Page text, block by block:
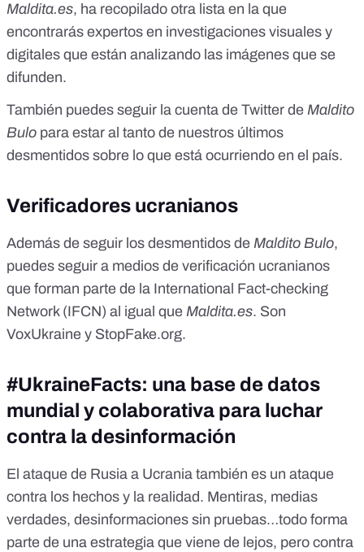
Maldita.es, ha recopilado otra lista en la que
encontrarás expertos en investigaciones visuales y
digitales que están analizando las imágenes que se
difunden.
También puedes seguir la cuenta de Twitter de Maldito
Bulo para estar al tanto de nuestros últimos
desmentidos sobre lo que está ocurriendo en el país.
Verificadores ucranianos
Además de seguir los desmentidos de Maldito Bulo,
puedes seguir a medios de verificación ucranianos
que forman parte de la International Fact-checking
Network (IFCN) al igual que Maldita.es. Son
VoxUkraine y StopFake.org.
#UkraineFacts: una base de datos
mundial y colaborativa para luchar
contra la desinformación
El ataque de Rusia a Ucrania también es un ataque
contra los hechos y la realidad. Mentiras, medias
verdades, desinformaciones sin pruebas…todo forma
parte de una estrategia que viene de lejos, pero contra